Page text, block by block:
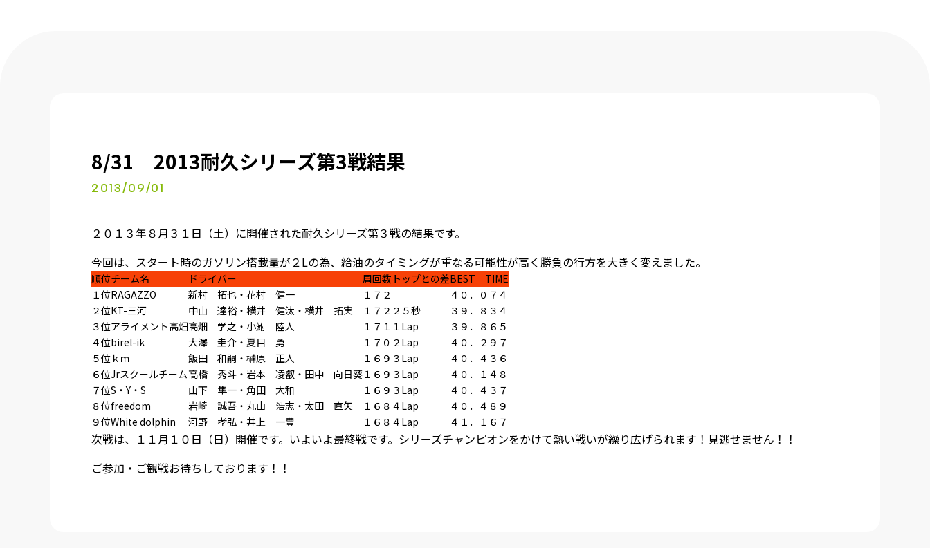
8/31 2013耐久シリーズ第3戦結果
2013/09/01
２０１３年８月３１日（土）に開催された耐久シリーズ第３戦の結果です。
今回は、スタート時のガソリン搭載量が２Lの為、給油のタイミングが重なる可能性が高く勝負の行方を大きく変えました。
順位チーム名 ドライバー 周回数 トップとの差BEST TIME
１位RAGAZZO 新村 拓也・花村 健一 １７２
４０．０７４
２位KT-三河 中山 達裕・横井 健汰・横井 拓実 １７２ ２５秒
３９．８３４
３位アライメント高畑高畑 学之・小鮒 陸人 １７１ １Lap
３９．８６５
４位birel-ik 大澤 圭介・夏目 勇 １７０ ２Lap
４０．２９７
５位 ｋｍ 飯田 和嗣・榊原 正人 １６９ ３Lap
４０．４３６
６位Jrスクールチーム高橋 秀斗・岩本 凌叡・田中 向日葵１６９ ３Lap
４０．１４８
７位S・Y・S 山下 隼一・角田 大和 １６９ ３Lap
４０．４３７
８位freedom 岩崎 誠吾・丸山 浩志・太田 直矢 １６８ ４Lap
４０．４８９
９位White dolphin 河野 孝弘・井上 一豊 １６８ ４Lap ４１．１６７
次戦は、１１月１０日（日）開催です。いよいよ最終戦です。シリーズチャンピオンをかけて熱い戦いが繰り広げられます！見逃せません！！
ご参加・ご観戦お待ちしております！！